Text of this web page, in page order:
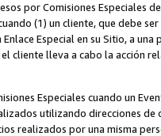
por Comisiones Especiales
(1) un cliente, que debe
Enlace Especial en su Sitio, a
cliente lleva a cabo la acción
Especiales cuando un
utilizando direcciones
realizados por una misma